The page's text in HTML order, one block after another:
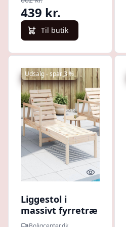
439 kr.
Til butik
Udsalg - spar 3 %
Quick look
Liggestol i
massivt fyrretræ
- justerbar